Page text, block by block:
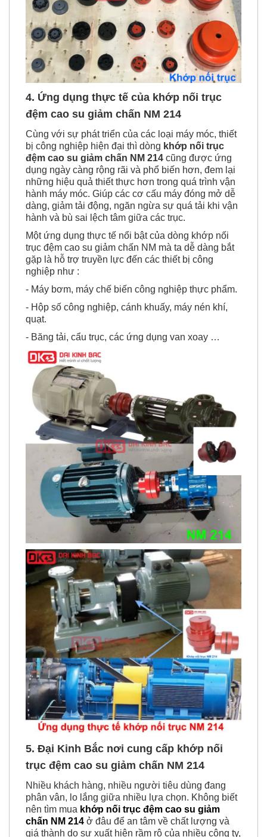
4. Ứng dụng thực tế của khớp nối trục
đệm cao su giảm chấn NM 214
Cùng với sự phát triển của các loại máy móc, thiết
bị công nghiệp hiện đại thì dòng khớp nối trục
đệm cao su giảm chấn NM 214 cũng được ứng
dụng ngày càng rộng rãi và phổ biến hơn, đem lại
những hiệu quả thiết thực hơn trong quá trình vận
hành máy móc. Giúp các cơ cấu máy đóng mở dễ
dàng, giảm tải động, ngăn ngừa sự quá tải khi vận
hành và bù sai lệch tâm giữa các trục.
Một ứng dụng thực tế nổi bật của dòng khớp nối
trục đệm cao su giảm chấn NM mà ta dễ dàng bắt
gặp là hỗ trợ truyền lực đến các thiết bị công
nghiệp như :
- Máy bơm, máy chế biến công nghiệp thực phẩm.
- Hộp số công nghiệp, cánh khuấy, máy nén khí,
quạt.
- Băng tải, cẩu trục, các ứng dụng van xoay …
5. Đại Kinh Bắc nơi cung cấp khớp nối
trục đệm cao su giảm chấn NM 214
Nhiều khách hàng, nhiều người tiêu dùng đang
phân vân, lo lắng giữa nhiều lựa chọn. Không biết
nên tìm mua khớp nối trục đệm cao su giảm
chấn NM 214 ở đâu để an tâm về chất lượng và
giá thành do sự xuất hiện rầm rộ của nhiều công ty,